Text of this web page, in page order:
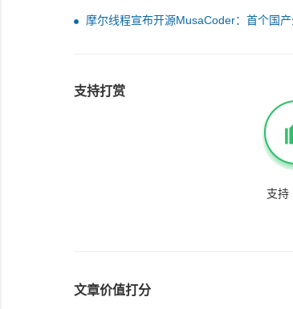
台积电、英特尔只做封装
摩尔线程宣布开源MusaCoder：首个国
支持打赏
支持
文章价值打分